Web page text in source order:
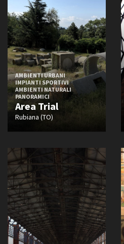
AMBIENTI URBANI
IMPIANTI SPORTIVI
AMBIENTI NATURALI
PANORAMICI
Area Trial
Rubiana (TO)